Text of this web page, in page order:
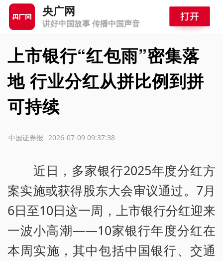
央广网
讲好中国故事 传播中国声音
上市银行“红包雨”密集落
地 行业分红从拼比例到拼
可持续
2026-07-09 09:37:38
中国证券报
近日，多家银行2025年度分红方
案实施或获得股东大会审议通过。7月
6日至10日这一周，上市银行分红迎来
一波小高潮——10家银行年度分红在
本周实施，其中包括中国银行、交通